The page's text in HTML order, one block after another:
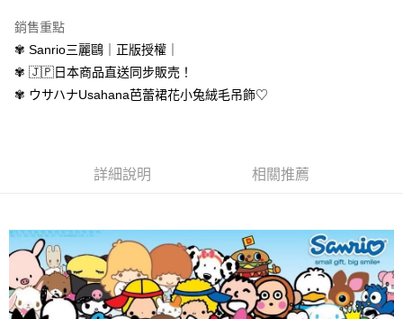
AFTEE先享後付
相關說明
AFTEE先享後付是「在收到商品之後才付款」的支付方式。 讓您購物簡單
３．安心：先確認商品／服務後，再付款。
結帳頁面，進行簡訊認證並確認金額後，即可完成結帳。
２．訂單成立數日內，您將收到繳費通知簡訊。
３．收到繳費通知簡訊後14天內，點擊此簡訊中的連結，可透過四大超商／
ATM／網路銀行／等多元方式進行付款，方視為交易完成。
※ 請注意：結帳手續完成當下不需立刻繳費，但若您需要取消訂單，請聯絡
購買商品的店家。未經商家同意取消之訂單仍視為有效，需透過AFTEE先享
ATM付款
付款後全家取貨
每筆NT$70，滿NT$699(含以上)免運費
7-11取貨付款
每筆NT$70，滿NT$899(含以上)免運費
銷售重點
✾ Sanrio三麗鷗｜正版授權｜
✾ 🇯🇵日本商品直送同步販売！
✾ ウサハナUsahana芭蕾裙花小兔絨毛吊飾♡
詳細說明 相關推薦